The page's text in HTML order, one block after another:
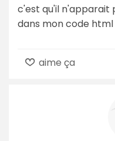
c'est qu'il n'apparait
dans mon code html
aime ça